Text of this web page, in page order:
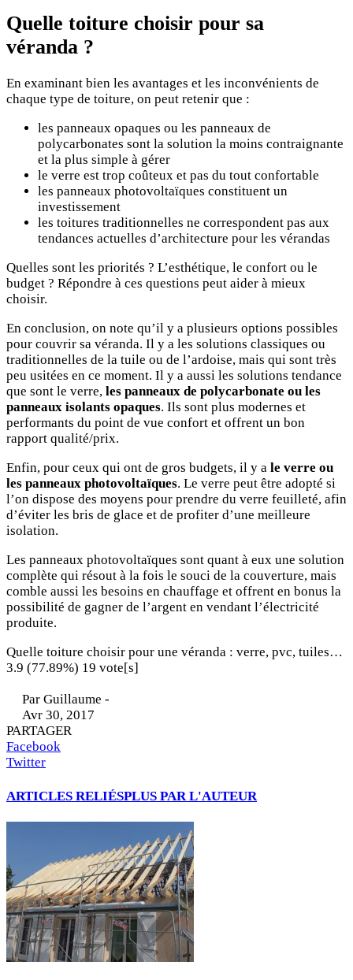
Quelle toiture choisir pour sa
véranda ?
En examinant bien les avantages et les inconvénients de
chaque type de toiture, on peut retenir que :
les panneaux opaques ou les panneaux de
polycarbonates sont la solution la moins contraignante
et la plus simple à gérer
le verre est trop coûteux et pas du tout confortable
les panneaux photovoltaïques constituent un
investissement
les toitures traditionnelles ne correspondent pas aux
tendances actuelles d’architecture pour les vérandas
Quelles sont les priorités ? L’esthétique, le confort ou le
budget ? Répondre à ces questions peut aider à mieux
choisir.
En conclusion, on note qu’il y a plusieurs options possibles
pour couvrir sa véranda. Il y a les solutions classiques ou
traditionnelles de la tuile ou de l’ardoise, mais qui sont très
peu usitées en ce moment. Il y a aussi les solutions tendance
que sont le verre, les panneaux de polycarbonate ou les
panneaux isolants opaques. Ils sont plus modernes et
performants du point de vue confort et offrent un bon
rapport qualité/prix.
Enfin, pour ceux qui ont de gros budgets, il y a le verre ou
les panneaux photovoltaïques. Le verre peut être adopté si
l’on dispose des moyens pour prendre du verre feuilleté, afin
d’éviter les bris de glace et de profiter d’une meilleure
isolation.
Les panneaux photovoltaïques sont quant à eux une solution
complète qui résout à la fois le souci de la couverture, mais
comble aussi les besoins en chauffage et offrent en bonus la
possibilité de gagner de l’argent en vendant l’électricité
produite.
Quelle toiture choisir pour une véranda : verre, pvc, tuiles…
3.9 (77.89%) 19 vote[s]
Par Guillaume -
Avr 30, 2017
PARTAGER
Facebook
Twitter
ARTICLES RELIÉSPLUS PAR L'AUTEUR